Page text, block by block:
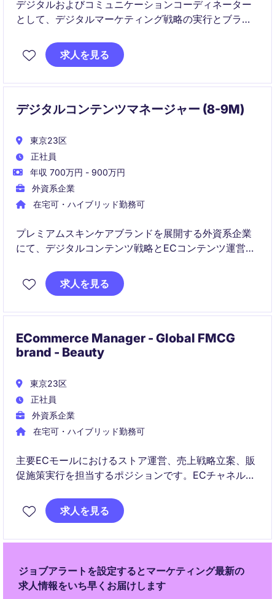
デジタルおよびコミュニケーションコーディネーター
として、デジタルマーケティング戦略の実行とブラン
ュエリー業界での経験を活かし、効果的なデジタルキ
ャンペーンの推進をお任せします。
求人を見る
デジタルコンテンツマネージャー (8-9M)
東京23区
正社員
年収 700万円 - 900万円
外資系企業
在宅可・ハイブリッド勤務可
プレミアムスキンケアブランドを展開する外資系企業
にて、デジタルコンテンツ戦略とECコンテンツ運営を
ブランド価値を高めながら、EC・SNS・CRMなど各チ
ャネルにおけるコンテンツ最適化と顧客エンゲージメ
求人を見る
ECommerce Manager - Global FMCG
brand - Beauty
東京23区
正社員
外資系企業
在宅可・ハイブリッド勤務可
主要ECモールにおけるストア運営、売上戦略立案、販
促施策実行を担当するポジションです。ECチャネルの
横断的にリードしていただきます。
求人を見る
ジョブアラートを設定するとマーケティング最新の
求人情報をいち早くお届けします